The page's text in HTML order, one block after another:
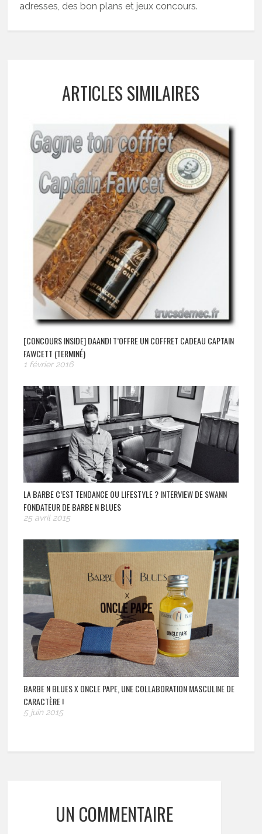
adresses, des bon plans et jeux concours.
ARTICLES SIMILAIRES
[CONCOURS INSIDE] DAANDI T’OFFRE UN COFFRET CADEAU CAPTAIN
FAWCETT (TERMINÉ)
1 février 2016
LA BARBE C’EST TENDANCE OU LIFESTYLE ? INTERVIEW DE SWANN
FONDATEUR DE BARBE N BLUES
25 avril 2015
BARBE N BLUES X ONCLE PAPE, UNE COLLABORATION MASCULINE DE
CARACTÈRE !
5 juin 2015
UN COMMENTAIRE